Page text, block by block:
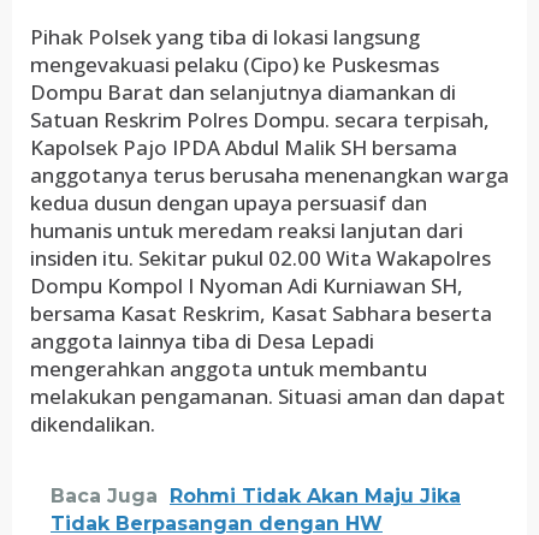
Pihak Polsek yang tiba di lokasi langsung
mengevakuasi pelaku (Cipo) ke Puskesmas
Dompu Barat dan selanjutnya diamankan di
Satuan Reskrim Polres Dompu. secara terpisah,
Kapolsek Pajo IPDA Abdul Malik SH bersama
anggotanya terus berusaha menenangkan warga
kedua dusun dengan upaya persuasif dan
humanis untuk meredam reaksi lanjutan dari
insiden itu. Sekitar pukul 02.00 Wita Wakapolres
Dompu Kompol I Nyoman Adi Kurniawan SH,
bersama Kasat Reskrim, Kasat Sabhara beserta
anggota lainnya tiba di Desa Lepadi
mengerahkan anggota untuk membantu
melakukan pengamanan. Situasi aman dan dapat
dikendalikan.
Baca Juga
Rohmi Tidak Akan Maju Jika
Tidak Berpasangan dengan HW